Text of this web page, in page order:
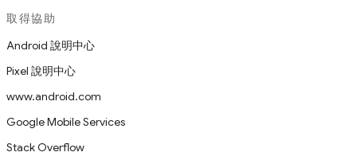
取得協助
Android 說明中心
Pixel 說明中心
www.android.com
Google Mobile Services
Stack Overflow